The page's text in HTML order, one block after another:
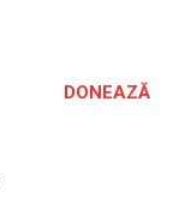
DONEAZĂ